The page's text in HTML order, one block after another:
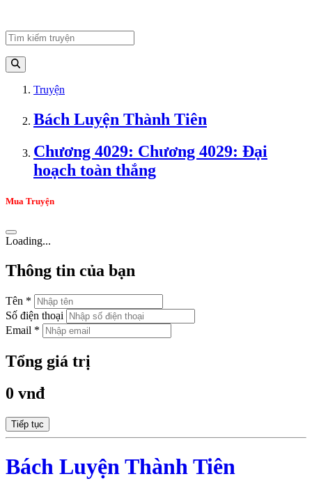
Truyện
Bách Luyện Thành Tiên
Chương 4029: Chương 4029: Đại
hoạch toàn thắng
Mua Truyện
Loading...
Thông tin của bạn
Tên *
Số điện thoại
Email *
Tổng giá trị
0 vnđ
Tiếp tục
Bách Luyện Thành Tiên